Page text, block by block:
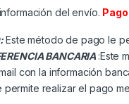
del envío. Pago
Este método de pago le
BANCARIA :Este
con la información
realizar el pago